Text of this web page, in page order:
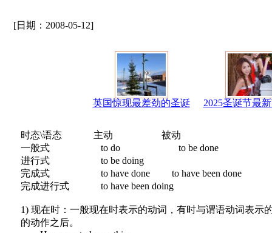
[日期：2008-05-12]
英国惊现最差劲的圣诞 2025圣诞节最
时态\语态 主动 被动
一般式 to do to be done
进行式 to be doing
完成式 to have done to have been done
完成进行式 to have been doing
1) 现在时：一般现在时表示的动词，有时与谓语动词表示
的动作之后。